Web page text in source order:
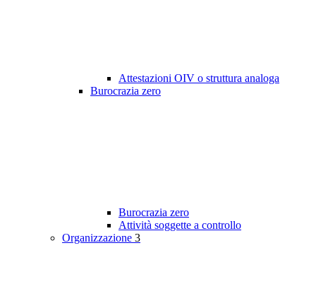
Attestazioni OIV o struttura analoga
Burocrazia zero
Burocrazia zero
Attività soggette a controllo
Organizzazione 3